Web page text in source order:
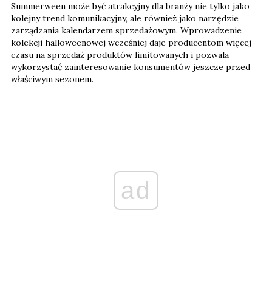
Summerween może być atrakcyjny dla branży nie tylko jako
kolejny trend komunikacyjny, ale również jako narzędzie
zarządzania kalendarzem sprzedażowym. Wprowadzenie
kolekcji halloweenowej wcześniej daje producentom więcej
czasu na sprzedaż produktów limitowanych i pozwala
wykorzystać zainteresowanie konsumentów jeszcze przed
właściwym sezonem.
ad